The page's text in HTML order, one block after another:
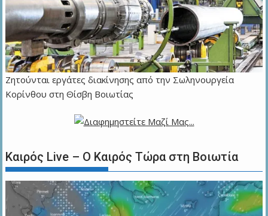
Ζητούνται εργάτες διακίνησης από την Σωληνουργεία
Κορίνθου στη Θίσβη Βοιωτίας
Καιρός Live – Ο Καιρός Τώρα στη Βοιωτία